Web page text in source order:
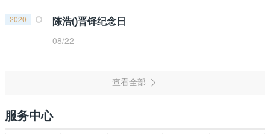
2020 陈浩()晋铎纪念日
08/22
服务中心